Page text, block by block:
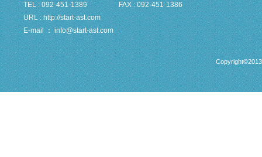
TEL : 092-451-1389 FAX : 092-451-1386
URL : http://start-ast.com
E-mail ： info@start-ast.com